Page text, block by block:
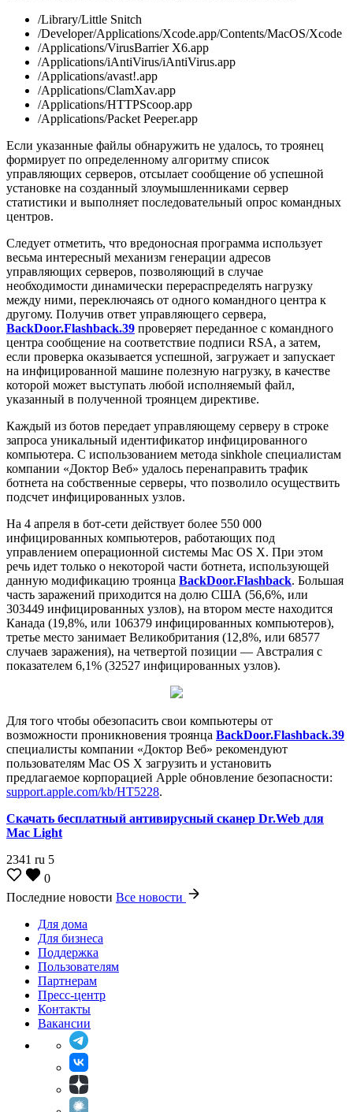
/Library/Little Snitch
/Developer/Applications/Xcode.app/Contents/MacOS/Xcode
/Applications/VirusBarrier X6.app
/Applications/iAntiVirus/iAntiVirus.app
/Applications/avast!.app
/Applications/ClamXav.app
/Applications/HTTPScoop.app
/Applications/Packet Peeper.app
Если указанные файлы обнаружить не удалось, то троянец
формирует по определенному алгоритму список
управляющих серверов, отсылает сообщение об успешной
установке на созданный злоумышленниками сервер
статистики и выполняет последовательный опрос командных
центров.
Следует отметить, что вредоносная программа использует
весьма интересный механизм генерации адресов
управляющих серверов, позволяющий в случае
необходимости динамически перераспределять нагрузку
между ними, переключаясь от одного командного центра к
другому. Получив ответ управляющего сервера,
BackDoor.Flashback.39 проверяет переданное с командного
центра сообщение на соответствие подписи RSA, а затем,
если проверка оказывается успешной, загружает и запускает
на инфицированной машине полезную нагрузку, в качестве
которой может выступать любой исполняемый файл,
указанный в полученной троянцем директиве.
Каждый из ботов передает управляющему серверу в строке
запроса уникальный идентификатор инфицированного
компьютера. С использованием метода sinkhole специалистам
компании «Доктор Веб» удалось перенаправить трафик
ботнета на собственные серверы, что позволило осуществить
подсчет инфицированных узлов.
На 4 апреля в бот-сети действует более 550 000
инфицированных компьютеров, работающих под
управлением операционной системы Mac OS X. При этом
речь идет только о некоторой части ботнета, использующей
данную модификацию троянца BackDoor.Flashback. Большая
часть заражений приходится на долю США (56,6%, или
303449 инфицированных узлов), на втором месте находится
Канада (19,8%, или 106379 инфицированных компьютеров),
третье место занимает Великобритания (12,8%, или 68577
случаев заражения), на четвертой позиции — Австралия с
показателем 6,1% (32527 инфицированных узлов).
Для того чтобы обезопасить свои компьютеры от
возможности проникновения троянца BackDoor.Flashback.39
специалисты компании «Доктор Веб» рекомендуют
пользователям Mac OS X загрузить и установить
предлагаемое корпорацией Apple обновление безопасности:
support.apple.com/kb/HT5228.
Скачать бесплатный антивирусный сканер Dr.Web для
Mac Light
2341 ru 5
0
Последние новости Все новости
Для дома
Для бизнеса
Поддержка
Пользователям
Партнерам
Пресс-центр
Контакты
Вакансии